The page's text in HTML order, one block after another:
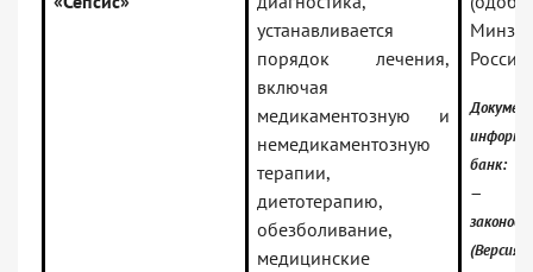
устанавливается
порядок лечения,
включая
медикаментозную и
немедикаментозную
терапии,
диетотерапию,
обезболивание,
медицинские
России)
банк:
—
(Версия